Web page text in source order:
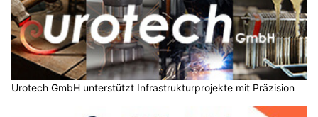
Urotech GmbH unterstützt Infrastrukturprojekte mit Präzision